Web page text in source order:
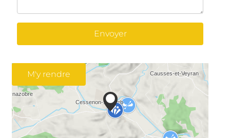
Envoyer
M'y rendre